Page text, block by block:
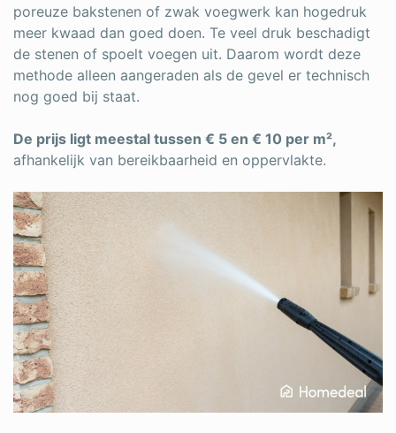
poreuze bakstenen of zwak voegwerk kan hogedruk
meer kwaad dan goed doen. Te veel druk beschadigt
de stenen of spoelt voegen uit. Daarom wordt deze
methode alleen aangeraden als de gevel er technisch
nog goed bij staat.
De prijs ligt meestal tussen € 5 en € 10 per m²,
afhankelijk van bereikbaarheid en oppervlakte.